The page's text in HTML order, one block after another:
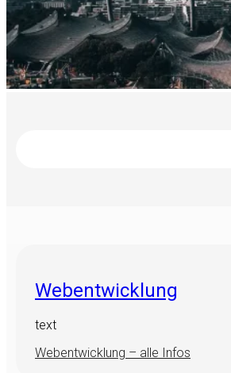
Webentwicklung
text
Webentwicklung – alle Infos